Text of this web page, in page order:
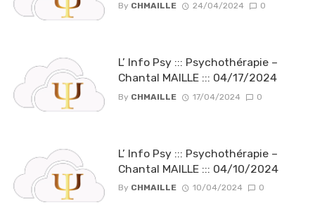
By CHMAILLE 24/04/2024 0
L’ Info Psy ::: Psychothérapie –
Chantal MAILLE ::: 04/17/2024
By CHMAILLE 17/04/2024 0
L’ Info Psy ::: Psychothérapie –
Chantal MAILLE ::: 04/10/2024
By CHMAILLE 10/04/2024 0